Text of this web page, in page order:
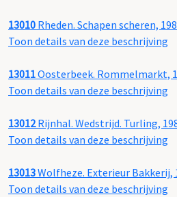
13010 Rheden. Schapen scheren,
Toon details van deze beschrijving
13011Oosterbeek. Rommelmarkt,
Toon details van deze beschrijving
13012Rijnhal. Wedstrijd. Turling,
Toon details van deze beschrijving
13013Wolfheze. Exterieur Bakkerij,
Toon details van deze beschrijving